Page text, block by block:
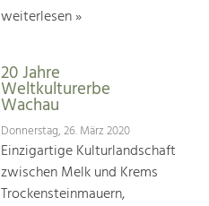
weiterlesen »
20 Jahre
Weltkulturerbe
Wachau
Donnerstag, 26. März 2020
Einzigartige Kulturlandschaft
zwischen Melk und Krems
Trockensteinmauern,